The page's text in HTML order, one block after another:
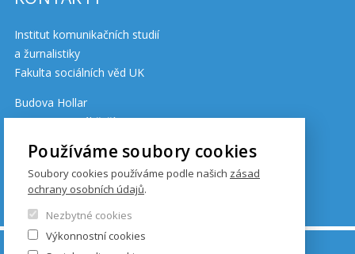
Institut komunikačních studií
a žurnalistiky
Fakulta sociálních věd UK
Budova Hollar
Smetanovo nábřeží 6
110 01 Praha 1
Používáme soubory cookies
Soubory cookies používáme podle našich zásad
ochrany osobních údajů.
Nezbytné cookies
Výkonnostní cookies